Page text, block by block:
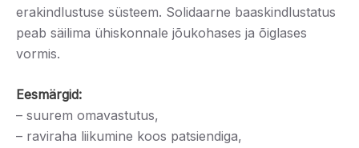
erakindlustuse süsteem. Solidaarne baaskindlustatus
peab säilima ühiskonnale jõukohases ja õiglases
vormis.
Eesmärgid:
– suurem omavastutus,
– raviraha liikumine koos patsiendiga,